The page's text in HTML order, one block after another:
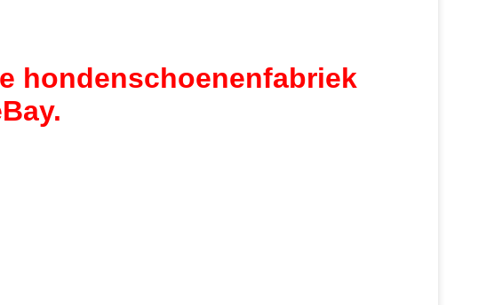
hondenschoenenfabriek